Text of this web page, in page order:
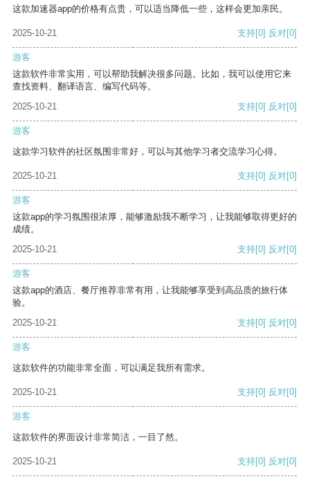
这款加速器app的价格有点贵，可以适当降低一些，这样会更加亲民。
2025-10-21 支持[0] 反对[0]
游客
这款软件非常实用，可以帮助我解决很多问题。比如，我可以使用它来
查找资料、翻译语言、编写代码等。
2025-10-21
支持[0] 反对[0]
游客
这款学习软件的社区氛围非常好，可以与其他学习者交流学习心得。
2025-10-21 支持[0] 反对[0]
游客
这款app的学习氛围很浓厚，能够激励我不断学习，让我能够取得更好的
成绩。
2025-10-21
支持[0] 反对[0]
游客
这款app的酒店、餐厅推荐非常有用，让我能够享受到高品质的旅行体
验。
2025-10-21
支持[0] 反对[0]
游客
这款软件的功能非常全面，可以满足我所有需求。
2025-10-21 支持[0] 反对[0]
游客
这款软件的界面设计非常简洁，一目了然。
2025-10-21 支持[0] 反对[0]